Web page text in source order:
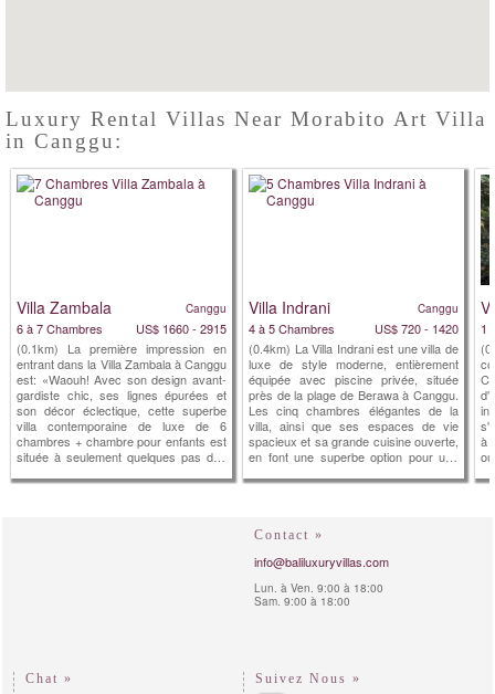
Luxury Rental Villas Near Morabito Art Villa
in Canggu:
Villa Zambala Canggu
6 à 7 Chambres
US$ 1660 - 2915
(0.1km) La première impression en
entrant dans la Villa Zambala à Canggu
est: «Waouh! Avec son design avant-
gardiste chic, ses lignes épurées et
son décor éclectique, cette superbe
villa contemporaine de luxe de 6
chambres + chambre pour enfants est
située à seulement quelques pas des
Canggu. La Villa Zambala constitue un
Villa Indrani Canggu
4 à 5 Chambres
US$ 720 - 1420
(0.4km) La Villa Indrani est une villa de
luxe de style moderne, entièrement
équipée avec piscine privée, située
près de la plage de Berawa à Canggu.
Les cinq chambres élégantes de la
villa, ainsi que ses espaces de vie
spacieux et sa grande cuisine ouverte,
en font une superbe option pour une
groupe. La belle piscine de la cour et la
préparé par ...
1
à
Contact »
info@baliluxuryvillas.com
Lun. à Ven. 9:00 à 18:00
Sam. 9:00 à 18:00
Chat » Suivez Nous »